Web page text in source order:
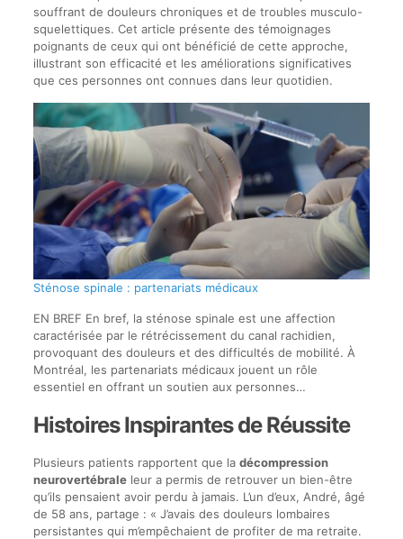
souffrant de douleurs chroniques et de troubles musculo-
squelettiques. Cet article présente des témoignages
poignants de ceux qui ont bénéficié de cette approche,
illustrant son efficacité et les améliorations significatives
que ces personnes ont connues dans leur quotidien.
Sténose spinale : partenariats médicaux
EN BREF En bref, la sténose spinale est une affection
caractérisée par le rétrécissement du canal rachidien,
provoquant des douleurs et des difficultés de mobilité. À
Montréal, les partenariats médicaux jouent un rôle
essentiel en offrant un soutien aux personnes…
Histoires Inspirantes de Réussite
Plusieurs patients rapportent que la décompression
neurovertébraleleur a permis de retrouver un bien-être
qu’ils pensaient avoir perdu à jamais. L’un d’eux, André, âgé
de 58 ans, partage : « J’avais des douleurs lombaires
persistantes qui m’empêchaient de profiter de ma retraite.